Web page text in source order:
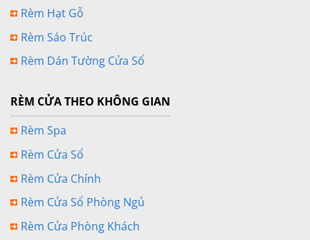
Rèm Hạt Gỗ
Rèm Sáo Trúc
Rèm Dán Tường Cửa Sổ
RÈM CỬA THEO KHÔNG GIAN
Rèm Spa
Rèm Cửa Sổ
Rèm Cửa Chính
Rèm Cửa Sổ Phòng Ngủ
Rèm Cửa Phòng Khách